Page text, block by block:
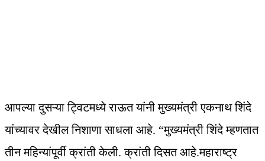
आपल्या दुसऱ्या ट्विटमध्ये राऊत यांनी मुख्यमंत्री एकनाथ शिंदे
यांच्यावर देखील निशाणा साधला आहे. “मुख्यमंत्री शिंदे म्हणतात
तीन महिन्यांपूर्वी क्रांती केली. क्रांती दिसत आहे.महाराष्ट्र